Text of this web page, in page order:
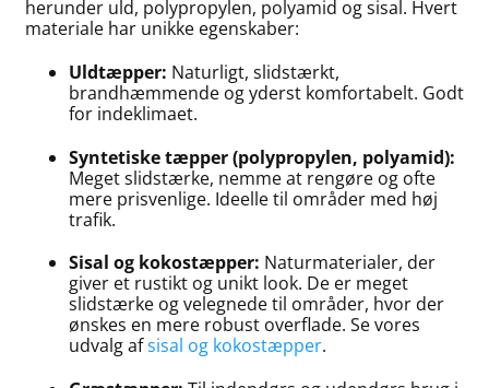
herunder uld, polypropylen, polyamid og sisal. Hvert
materiale har unikke egenskaber:
Uldtæpper: Naturligt, slidstærkt,
brandhæmmende og yderst komfortabelt. Godt
for indeklimaet.
Syntetiske tæpper (polypropylen, polyamid):
Meget slidstærke, nemme at rengøre og ofte
mere prisvenlige. Ideelle til områder med høj
trafik.
Sisal og kokostæpper: Naturmaterialer, der
giver et rustikt og unikt look. De er meget
slidstærke og velegnede til områder, hvor der
ønskes en mere robust overflade. Se vores
udvalg afsisal og kokostæpper.